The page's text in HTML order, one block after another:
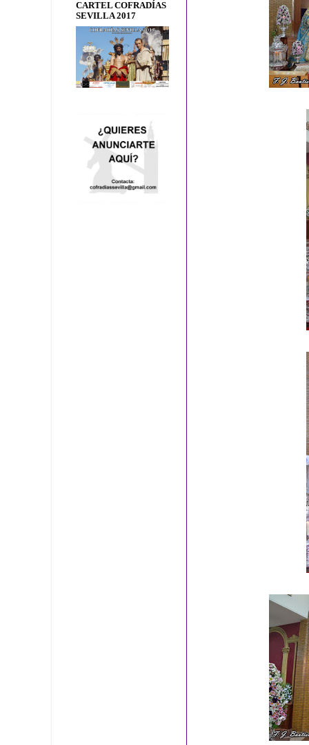
CARTEL COFRADÍAS
SEVILLA 2017